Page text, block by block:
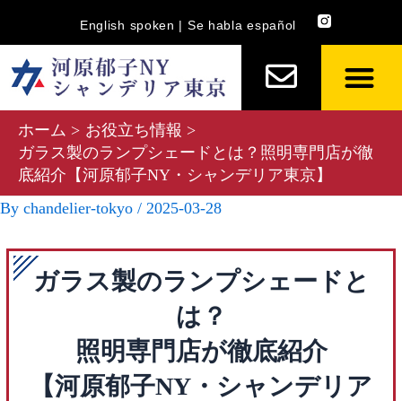
を
English spoken | Se habla español
ホーム
お役立ち情報
ガラス製のランプシェードとは？照明専門店が徹
底紹介【河原郁子NY・シャンデリア東京】
By chandelier-tokyo / 2025-03-28
ガラス製のランプシェードと
は？
照明専門店が徹底紹介
【河原郁子NY・シャンデリア